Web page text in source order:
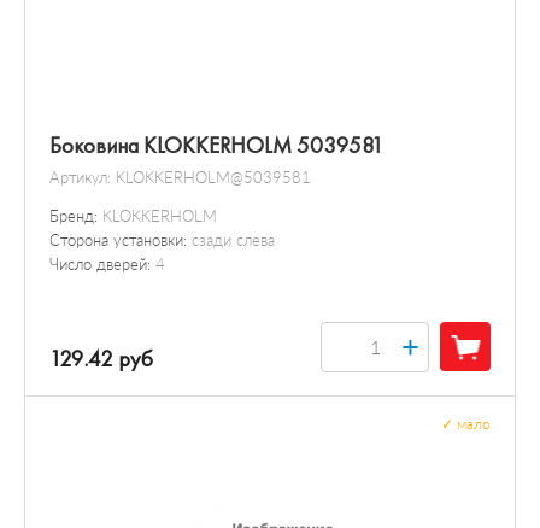
Боковина KLOKKERHOLM 5039581
Артикул: KLOKKERHOLM@5039581
Бренд: KLOKKERHOLM
Сторона установки: сзади слева
Число дверей: 4
129.42 руб +
мало